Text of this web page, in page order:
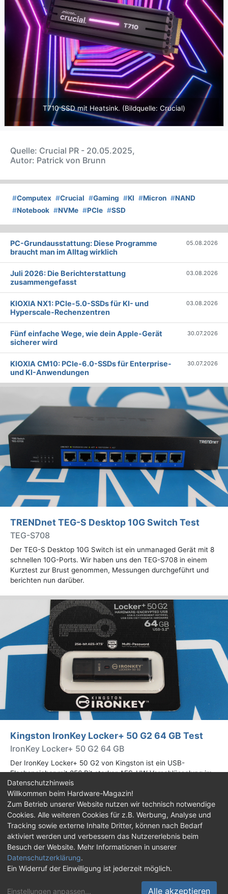
T710 SSD mit Heatsink. (Bildquelle: Crucial)
Quelle: Crucial PR - 20.05.2025,
Autor: Patrick von Brunn
#Computex #Crucial #Gaming #KI #Micron #NAND
#Notebook #NVMe #PCIe #SSD
PC-Grundausstattung: Diese Programme
braucht man im Alltag wirklich
05.08.2026
Juli 2026: Die Bericht­erstattung
zusammengefasst
03.08.2026
KIOXIA NX1: PCIe-5.0-SSDs für KI- und
Hyperscale-Rechenzentren
03.08.2026
Fünf einfache Wege, wie dein Apple-Gerät
sicherer wird
30.07.2026
KIOXIA CM10: PCIe-6.0-SSDs für Enterprise-
und KI-Anwendungen
30.07.2026
TRENDnet TEG-S Desktop 10G Switch Test
TEG-S708
Der TEG-S Desktop 10G Switch ist ein unmanaged Gerät mit 8
schnellen 10G-Ports. Wir haben uns den TEG-S708 in einem
Kurztest zur Brust genommen, Messungen durchgeführt und
berichten nun darüber.
Kingston IronKey Locker+ 50 G2 64 GB Test
IronKey Locker+ 50 G2 64 GB
Der IronKey Locker+ 50 G2 von Kingston ist ein USB-
Flashspeicher mit 256 Bit starker AES-HW-Verschlüsselung im
XTS-Modus. Wir haben das 64-GB-Modell im Praxistest
genauer begutachtet.
Impressum| Kontakt |Jobs |Datenschutz |
Consent‑Einstellungen |Haftungsausschluss
Feed Facebook
Twitch
Discord
Datenschutzhinweis
Willkommen beim Hardware-Magazin!
Zum Betrieb unserer Website nutzen wir technisch notwendige
Cookies. Alle weiteren Cookies für z.B. Werbung, Analyse und
Tracking sowie externe Inhalte Dritter, können nach Bedarf
aktiviert werden und verbessern das Nutzererlebnis beim
Besuch der Website. Mehr Informationen in unserer
Datenschutzerklärung.
Ein Widerruf der Einwilligung ist jederzeit möglich.
Einstellungen anpassen... Alle akzeptieren